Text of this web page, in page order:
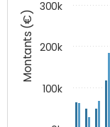
Montants (€)
100k
200k
300k